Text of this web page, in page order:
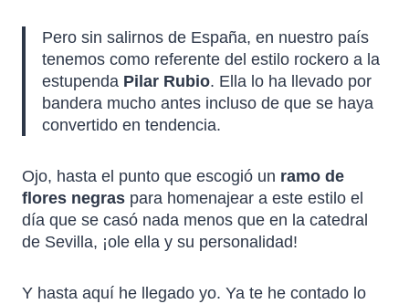
Pero sin salirnos de España, en nuestro país
tenemos como referente del estilo rockero a la
estupenda Pilar Rubio. Ella lo ha llevado por
bandera mucho antes incluso de que se haya
convertido en tendencia.
Ojo, hasta el punto que escogió un ramo de
flores negras para homenajear a este estilo el
día que se casó nada menos que en la catedral
de Sevilla, ¡ole ella y su personalidad!
Y hasta aquí he llegado yo. Ya te he contado lo